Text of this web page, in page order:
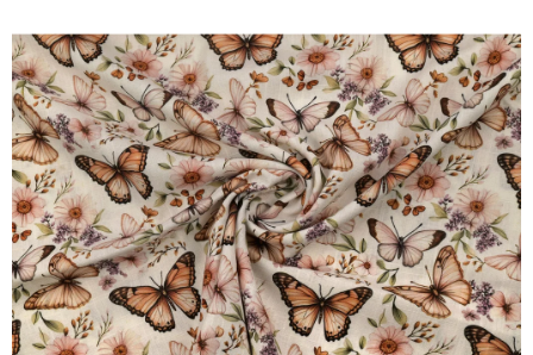
produktu
je
0,0
z
5
hviezdičiek.